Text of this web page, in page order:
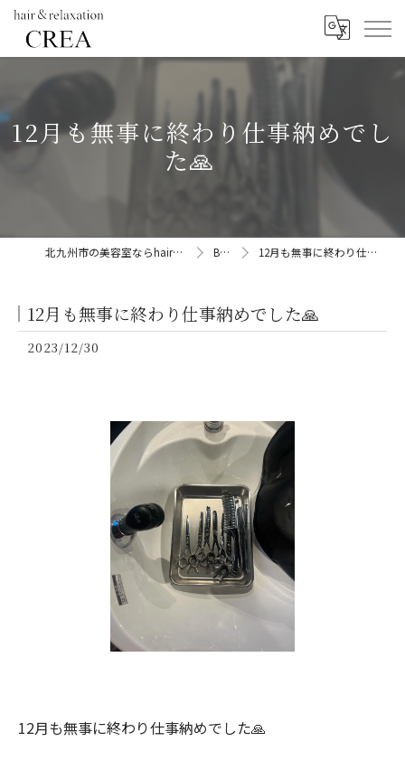
12月も無事に終わり仕事納めでし
た🙏
北九州市の美容室ならhair&relaxation CREA BLOG 12月も無事に終わり仕事納めでした🙏
12月も無事に終わり仕事納めでした🙏
2023/12/30
12月も無事に終わり仕事納めでした🙏